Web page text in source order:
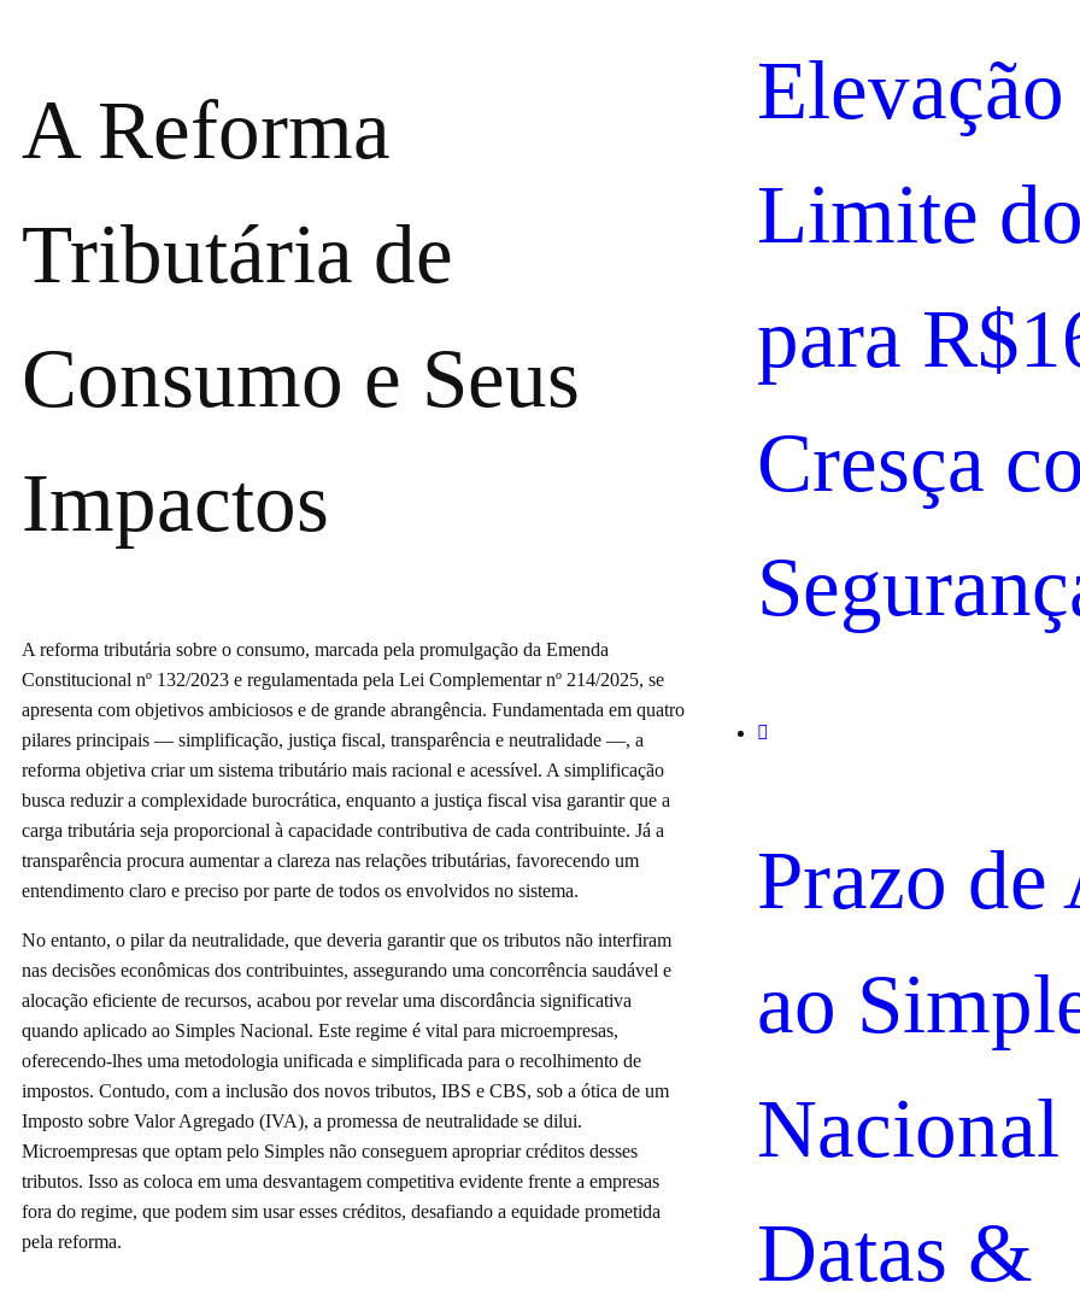
A Reforma
Tributária de
Consumo e Seus
Impactos
A reforma tributária sobre o consumo, marcada pela promulgação da Emenda
Constitucional nº 132/2023 e regulamentada pela Lei Complementar nº 214/2025, se
apresenta com objetivos ambiciosos e de grande abrangência. Fundamentada em quatro
pilares principais — simplificação, justiça fiscal, transparência e neutralidade —, a
reforma objetiva criar um sistema tributário mais racional e acessível. A simplificação
busca reduzir a complexidade burocrática, enquanto a justiça fiscal visa garantir que a
carga tributária seja proporcional à capacidade contributiva de cada contribuinte. Já a
transparência procura aumentar a clareza nas relações tributárias, favorecendo um
entendimento claro e preciso por parte de todos os envolvidos no sistema.
No entanto, o pilar da neutralidade, que deveria garantir que os tributos não interfiram
nas decisões econômicas dos contribuintes, assegurando uma concorrência saudável e
alocação eficiente de recursos, acabou por revelar uma discordância significativa
quando aplicado ao Simples Nacional. Este regime é vital para microempresas,
oferecendo-lhes uma metodologia unificada e simplificada para o recolhimento de
impostos. Contudo, com a inclusão dos novos tributos, IBS e CBS, sob a ótica de um
Imposto sobre Valor Agregado (IVA), a promessa de neutralidade se dilui.
Microempresas que optam pelo Simples não conseguem apropriar créditos desses
tributos. Isso as coloca em uma desvantagem competitiva evidente frente a empresas
fora do regime, que podem sim usar esses créditos, desafiando a equidade prometida
pela reforma.
Limite
para
Cresça
Prazo de
ao
Nacional
Datas &